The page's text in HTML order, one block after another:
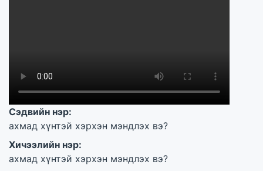
Сэдвийн нэр:
ахмад хүнтэй хэрхэн мэндлэх вэ?
Хичээлийн нэр:
ахмад хүнтэй хэрхэн мэндлэх вэ?